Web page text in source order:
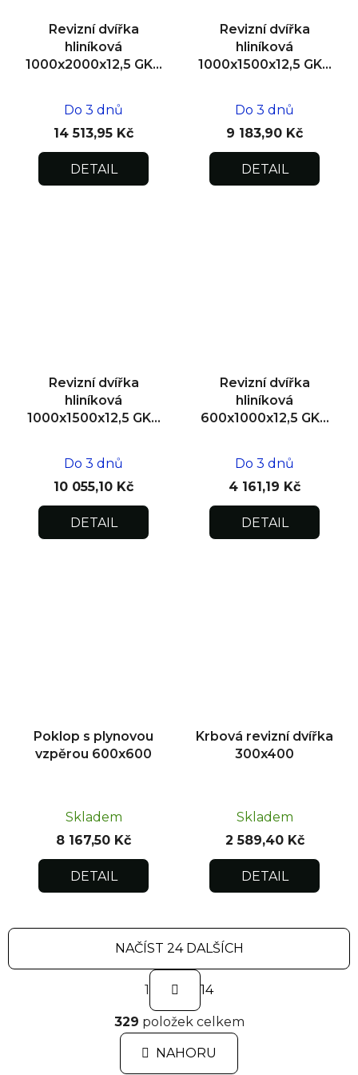
Revizní dvířka
hliníková
1000x2000x12,5 GKB
Do 3 dnů
14 513,95 Kč
DETAIL
Revizní dvířka
hliníková
1000x1500x12,5 GKB
Do 3 dnů
9 183,90 Kč
DETAIL
Revizní dvířka
hliníková
1000x1500x12,5 GKB
Do 3 dnů
10 055,10 Kč
DETAIL
Revizní dvířka
hliníková
600x1000x12,5 GKB
Do 3 dnů
4 161,19 Kč
DETAIL
Poklop s plynovou
vzpěrou 600x600
Skladem
8 167,50 Kč
DETAIL
Krbová revizní dvířka
300x400
Skladem
2 589,40 Kč
DETAIL
O
v
l
á
NAČÍST 24 DALŠÍCH
S
r
á
n
k
1 14
329 položek celkem
NAHORU